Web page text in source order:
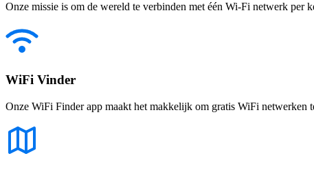
Onze missie is om de wereld te verbinden met één Wi-Fi netwerk per
WiFi Vinder
Onze WiFi Finder app maakt het makkelijk om gratis WiFi netwerken